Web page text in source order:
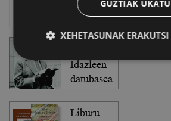
GUZTIAK UKATU
XEHETASUNAK ERAKUTSI